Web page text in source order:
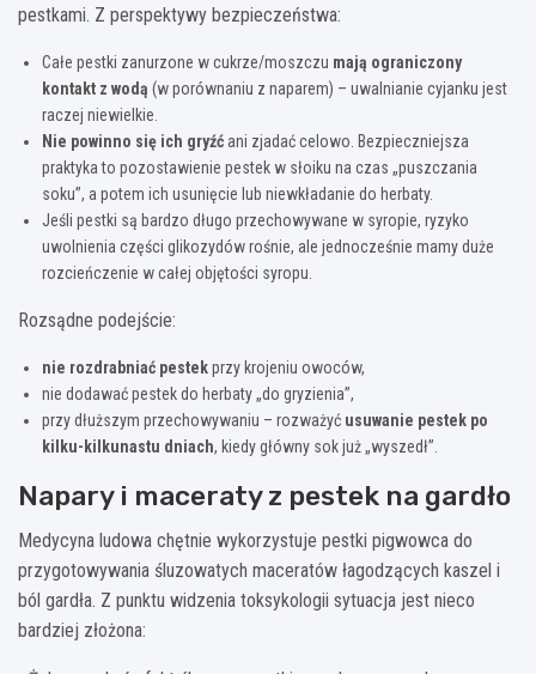
pestkami. Z perspektywy bezpieczeństwa:
Całe pestki zanurzone w cukrze/moszczu mają ograniczony
kontakt z wodą (w porównaniu z naparem) – uwalnianie cyjanku jest
raczej niewielkie.
Nie powinno się ich gryźćani zjadać celowo. Bezpieczniejsza
praktyka to pozostawienie pestek w słoiku na czas „puszczania
soku”, a potem ich usunięcie lub niewkładanie do herbaty.
Jeśli pestki są bardzo długo przechowywane w syropie, ryzyko
uwolnienia części glikozydów rośnie, ale jednocześnie mamy duże
rozcieńczenie w całej objętości syropu.
Rozsądne podejście:
nie rozdrabniać pestekprzy krojeniu owoców,
nie dodawać pestek do herbaty „do gryzienia”,
przy dłuższym przechowywaniu – rozważyć usuwanie pestek po
kilku-kilkunastu dniach, kiedy główny sok już „wyszedł”.
Napary i maceraty z pestek na gardło
Medycyna ludowa chętnie wykorzystuje pestki pigwowca do
przygotowywania śluzowatych maceratów łagodzących kaszel i
ból gardła. Z punktu widzenia toksykologii sytuacja jest nieco
bardziej złożona: